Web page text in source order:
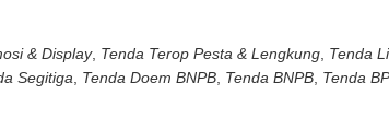
& Display, Tenda Terop Pesta & Lengkung, Tenda
Segitiga Tenda Doem BNPB, Tenda BNPB, Tenda